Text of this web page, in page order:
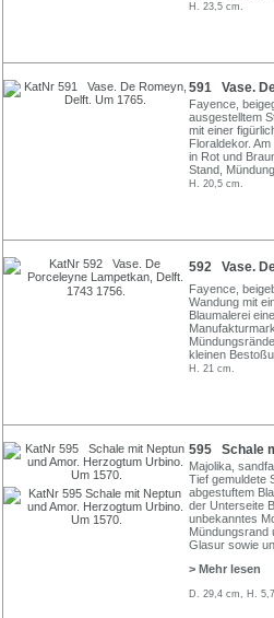
H. 23,5 cm.
591 Vase.
Fayence,
ausgestelltem
mit einer
Floraldekor.
in Rot und
Stand,
H. 20,5 cm.
592 Vase.
Fayence,
Wandung mit
Blaumalerei
kleinen
H. 21 cm.
595 Schale
Majolika,
Tief gemuldete
abgestuftem
der Unterseite
unbekanntes
Mündungsrand
Glasur sowie
> Mehr lesen
D. 29,4 cm, H.